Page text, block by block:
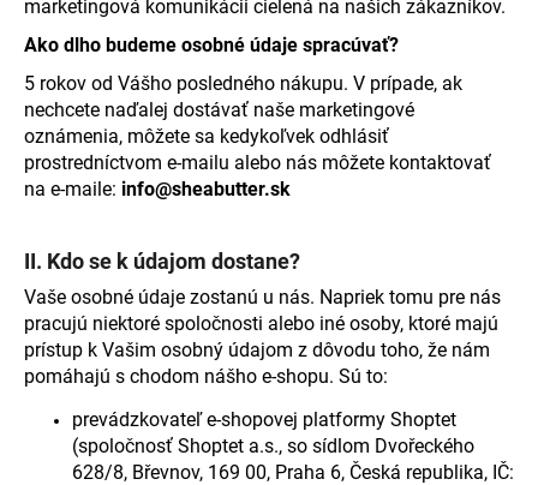
marketingová komunikácii cielená na našich zákazníkov.
Ako dlho budeme osobné údaje spracúvať?
5 rokov od Vášho posledného nákupu. V prípade, ak
nechcete naďalej dostávať naše marketingové
oznámenia, môžete sa kedykoľvek odhlásiť
prostredníctvom e-mailu alebo nás môžete kontaktovať
na e-maile: info@sheabutter.sk
II. Kdo se k údajom dostane?
Vaše osobné údaje zostanú u nás. Napriek tomu pre nás
pracujú niektoré spoločnosti alebo iné osoby, ktoré majú
prístup k Vašim osobný údajom z dôvodu toho, že nám
pomáhajú s chodom nášho e-shopu. Sú to:
prevádzkovateľ e-shopovej platformy Shoptet
(spoločnosť Shoptet a.s., so sídlom Dvořeckého
628/8, Břevnov, 169 00, Praha 6, Česká republika, IČ: